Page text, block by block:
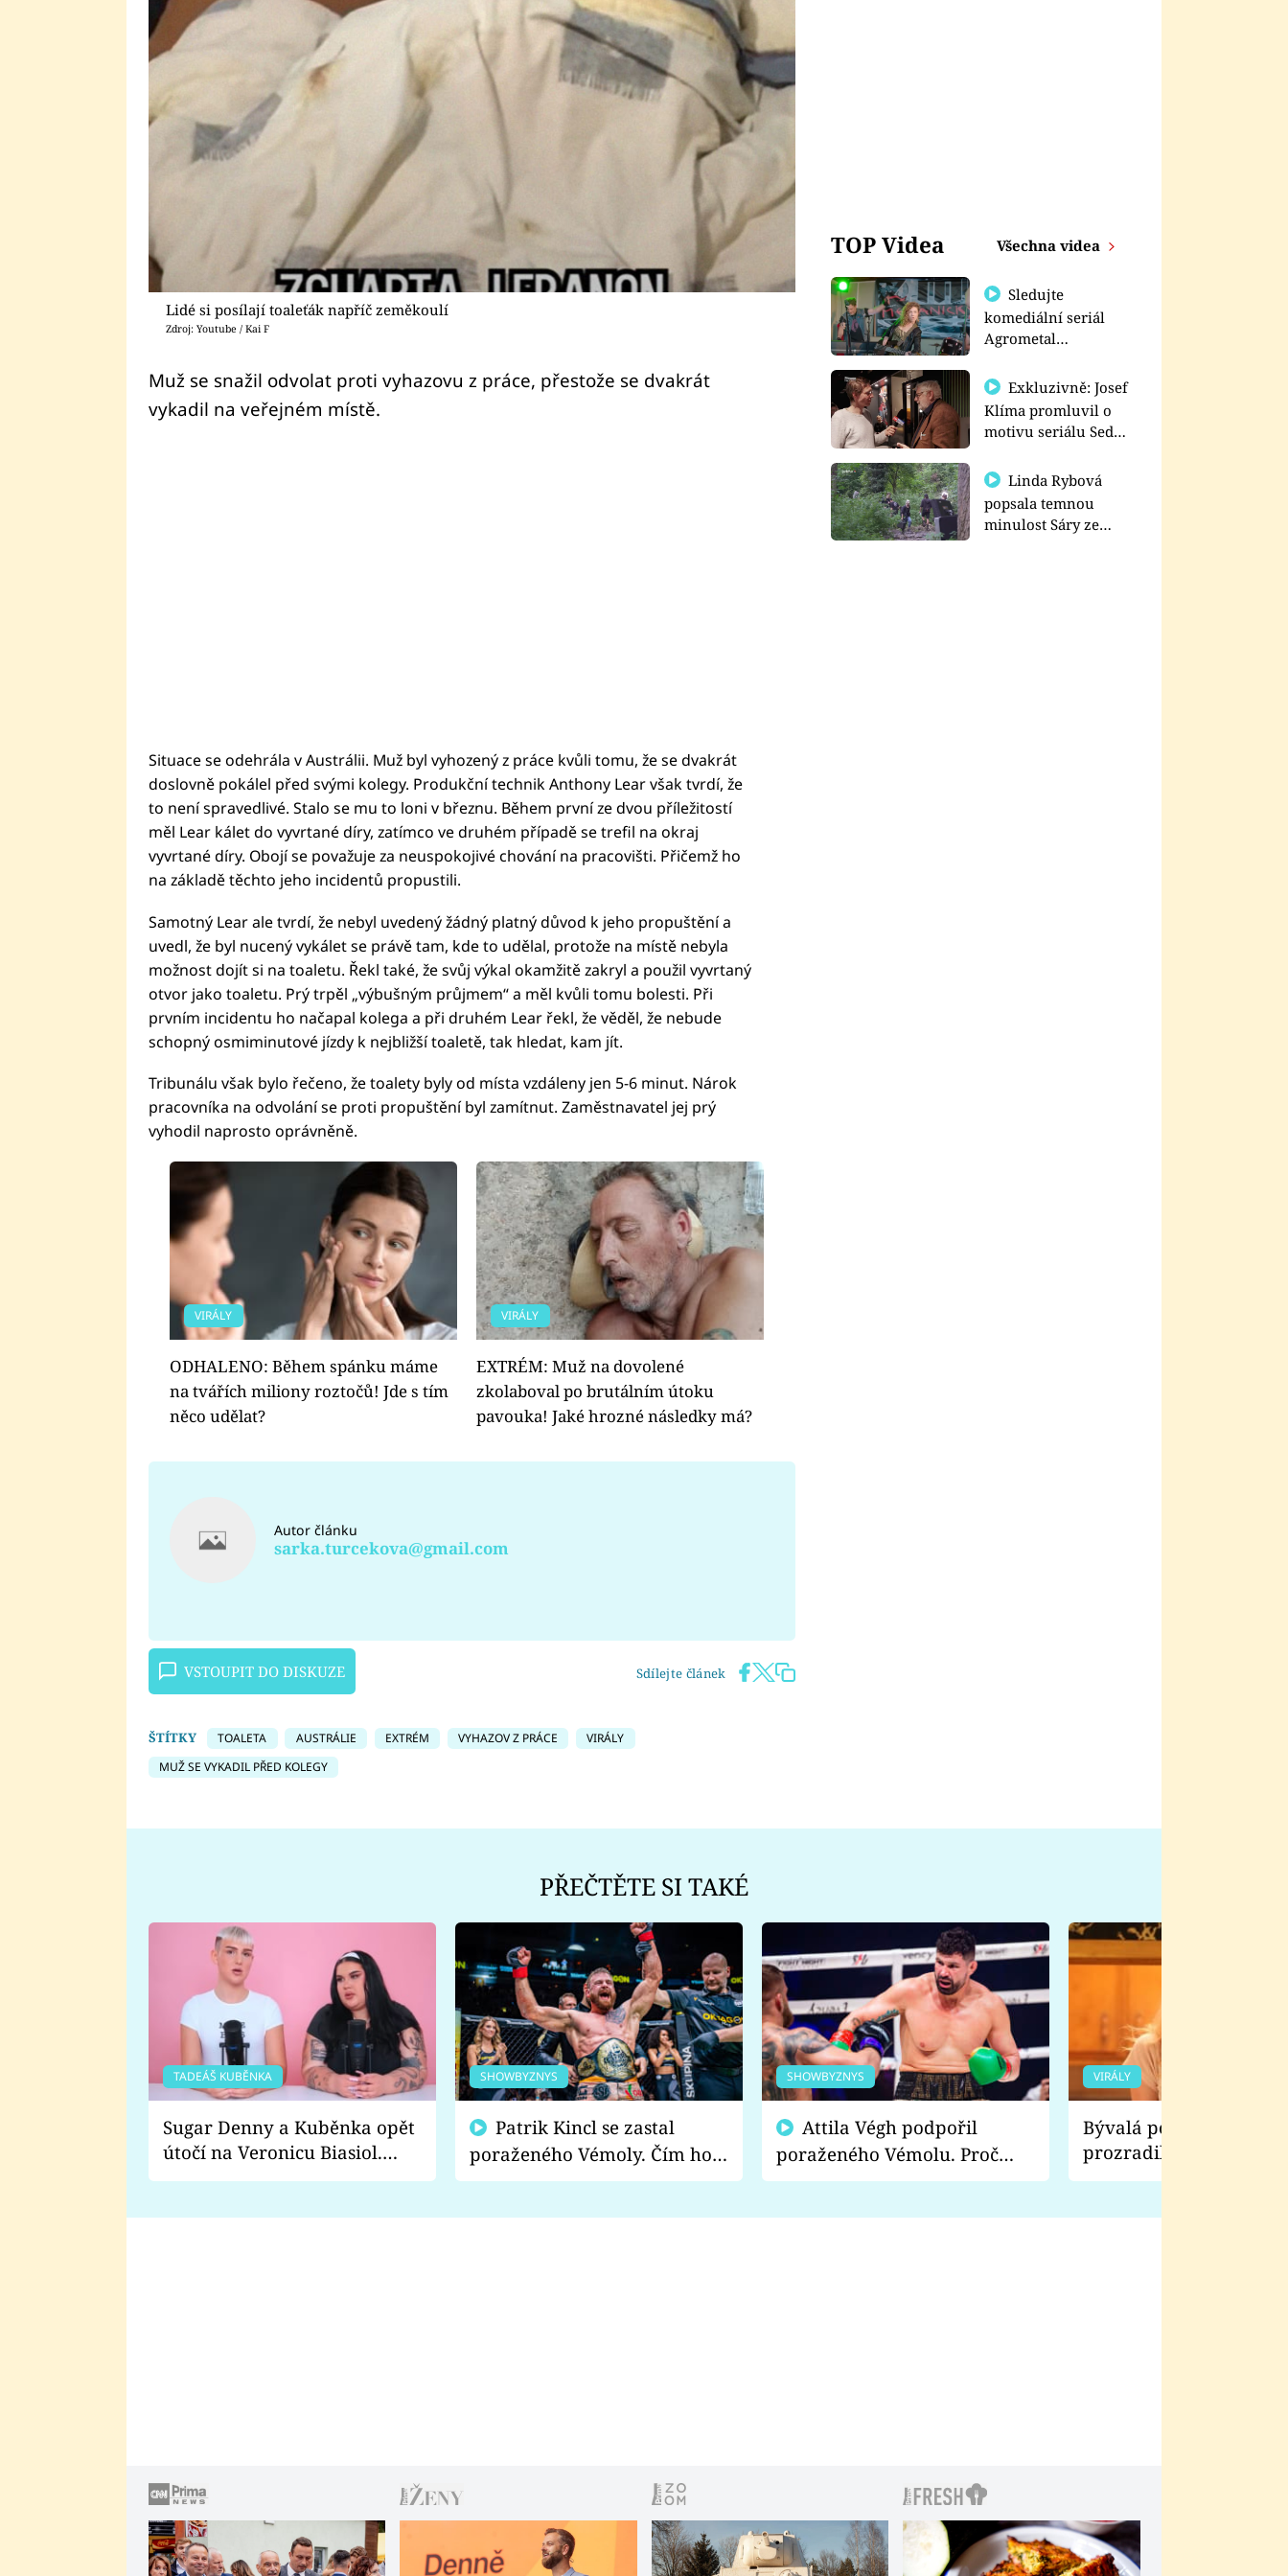
Lidé si posílají toaleťák napříč zeměkoulí
Zdroj: Youtube / Kai F
Muž se snažil odvolat proti vyhazovu z práce, přestože se dvakrát
vykadil na veřejném místě.
Situace se odehrála v Austrálii. Muž byl vyhozený z práce kvůli tomu, že se dvakrát
doslovně pokálel před svými kolegy. Produkční technik Anthony Lear však tvrdí, že
to není spravedlivé. Stalo se mu to loni v březnu. Během první ze dvou příležitostí
měl Lear kálet do vyvrtané díry, zatímco ve druhém případě se trefil na okraj
vyvrtané díry. Obojí se považuje za neuspokojivé chování na pracovišti. Přičemž ho
na základě těchto jeho incidentů propustili.
Samotný Lear ale tvrdí, že nebyl uvedený žádný platný důvod k jeho propuštění a
uvedl, že byl nucený vykálet se právě tam, kde to udělal, protože na místě nebyla
možnost dojít si na toaletu. Řekl také, že svůj výkal okamžitě zakryl a použil vyvrtaný
otvor jako toaletu. Prý trpěl „výbušným průjmem“ a měl kvůli tomu bolesti. Při
prvním incidentu ho načapal kolega a při druhém Lear řekl, že věděl, že nebude
schopný osmiminutové jízdy k nejbližší toaletě, tak hledat, kam jít.
Tribunálu však bylo řečeno, že toalety byly od místa vzdáleny jen 5-6 minut. Nárok
pracovníka na odvolání se proti propuštění byl zamítnut. Zaměstnavatel jej prý
vyhodil naprosto oprávněně.
VIRÁLY
ODHALENO: Během spánku máme
na tvářích miliony roztočů! Jde s tím
něco udělat?
VIRÁLY
EXTRÉM: Muž na dovolené
zkolaboval po brutálním útoku
pavouka! Jaké hrozné následky má?
Autor článku
sarka.turcekova@gmail.com
VSTOUPIT DO DISKUZE Sdílejte článek
ŠTÍTKY TOALETA AUSTRÁLIE EXTRÉM VYHAZOV Z PRÁCE
VIRÁLY
MUŽ SE VYKADIL PŘED KOLEGY
TOP Videa Všechna videa
Sledujte
komediální seriál
Agrometal
prima+
Exkluzivně: Josef
Klíma promluvil o
motivu seriálu Sedm
Linda Rybová
popsala temnou
minulost Sáry ze
PŘEČTĚTE SI TAKÉ
TADEÁŠ KUBĚNKA
Sugar Denny a Kuběnka opět
útočí na Veronicu Biasiol.
Proč je podle nich falešná a
SHOWBYZNYS
poraženého Vémoly. Čím ho
fanoušci naštvali?
SHOWBYZNYS
poraženého Vémolu. Proč
chce raději zápasit s ním než
VIRÁLY
Bývalá pornoherečka
prozradila, co ji
natáčení Euforie.